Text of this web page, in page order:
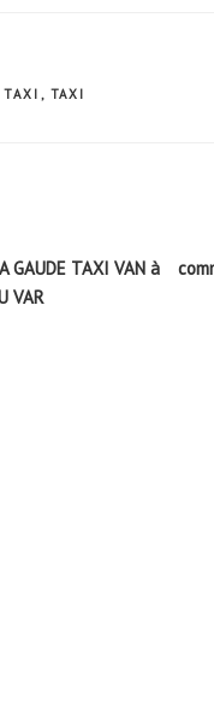
TAXI , TAXI
GAUDE TAXI VAN à
VAR